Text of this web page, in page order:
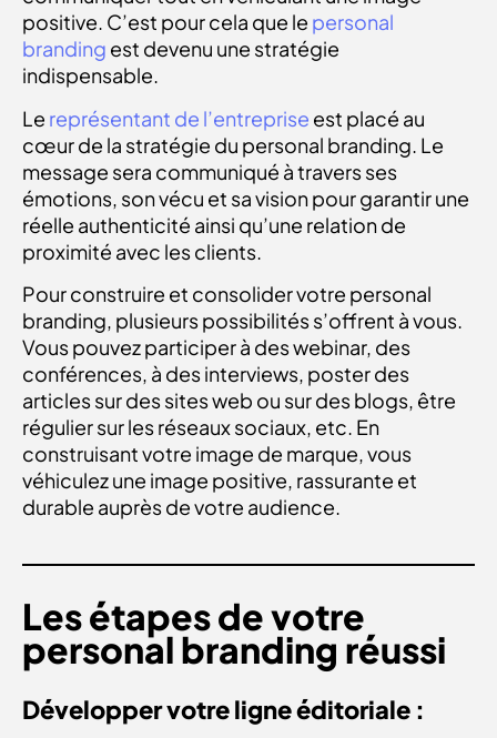
positive. C’est pour cela que le personal
branding est devenu une stratégie
indispensable.
Le représentant de l’entreprise est placé au
cœur de la stratégie du personal branding. Le
message sera communiqué à travers ses
émotions, son vécu et sa vision pour garantir une
réelle authenticité ainsi qu’une relation de
proximité avec les clients.
Pour construire et consolider votre personal
branding, plusieurs possibilités s’offrent à vous.
Vous pouvez participer à des webinar, des
conférences, à des interviews, poster des
articles sur des sites web ou sur des blogs, être
régulier sur les réseaux sociaux, etc. En
construisant votre image de marque, vous
véhiculez une image positive, rassurante et
durable auprès de votre audience.
Les étapes de votre
personal branding réussi
Développer votre ligne éditoriale :